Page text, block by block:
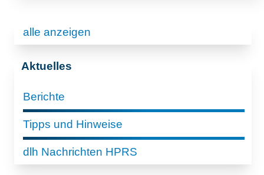
alle anzeigen
Aktuelles
Berichte
Tipps und Hinweise
dlh Nachrichten HPRS